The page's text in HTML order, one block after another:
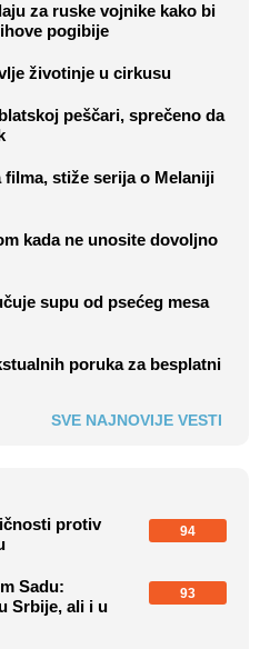
za ruske vojnike kako bi
pogibije
životinje u cirkusu
peščari, sprečeno da
filma, stiže serija o Melaniji
kada ne unosite dovoljno
supu od psećeg mesa
poruka za besplatni
SVE NAJNOVIJE VESTI
protiv
94
Sadu:
Srbije, ali i u
93